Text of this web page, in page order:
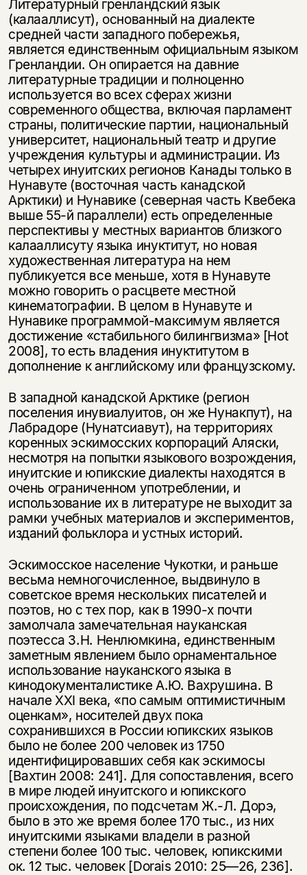
Литературный гренландский язык
(калааллисут), основанный на диалекте
средней части западного побережья,
является единственным официальным языком
Гренландии. Он опирается на давние
литературные традиции и полноценно
используется во всех сферах жизни
современного общества, включая парламент
страны, политические партии, национальный
университет, национальный театр и другие
учреждения культуры и администрации. Из
четырех инуитских регионов Канады только в
Нунавуте (восточная часть канадской
Арктики) и Нунавике (северная часть Квебека
выше 55-й параллели) есть определенные
перспективы у местных вариантов близкого
калааллисуту языка инуктитут, но новая
художественная литература на нем
публикуется все меньше, хотя в Нунавуте
можно говорить о расцвете местной
кинематографии. В целом в Нунавуте и
Нунавике программой-максимум является
достижение «стабильного билингвизма» [Hot
2008], то есть владения инуктитутом в
дополнение к английскому или французскому.
В западной канадской Арктике (регион
поселения инувиалуитов, он же Нунакпут), на
Лабрадоре (Нунатсиавут), на территориях
коренных эскимосских корпораций Аляски,
несмотря на попытки языкового возрождения,
инуитские и юпикские диалекты находятся в
очень ограниченном употреблении, и
использование их в литературе не выходит за
рамки учебных материалов и экспериментов,
изданий фольклора и устных историй.
Эскимосское население Чукотки, и раньше
весьма немногочисленное, выдвинуло в
советское время нескольких писателей и
поэтов, но с тех пор, как в 1990-х почти
замолчала замечательная науканская
поэтесса З.Н. Ненлюмкина, единственным
заметным явлением было орнаментальное
использование науканского языка в
кинодокументалистике А.Ю. Вахрушина. В
начале XXI века, «по самым оптимистичным
оценкам», носителей двух пока
сохранившихся в России юпикских языков
было не более 200 человек из 1750
идентифицировавших себя как эскимосы
[Вахтин 2008: 241]. Для сопоставления, всего
в мире людей инуитского и юпикского
происхождения, по подсчетам Ж.-Л. Дорэ,
было в это же время более 170 тыс., из них
инуитскими языками владели в разной
степени более 100 тыс. человек, юпикскими
ок. 12 тыс. человек [Dorais 2010: 25—26, 236].